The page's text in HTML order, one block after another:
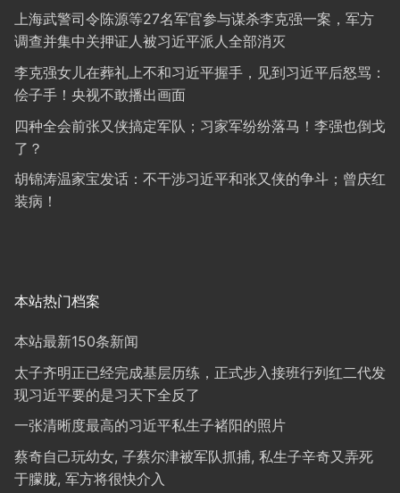
上海武警司令陈源等27名军官参与谋杀李克强一案，军方
调查并集中关押证人被习近平派人全部消灭
李克强女儿在葬礼上不和习近平握手，见到习近平后怒骂：
侩子手！央视不敢播出画面
四种全会前张又侠搞定军队；习家军纷纷落马！李强也倒戈
了？
胡锦涛温家宝发话：不干涉习近平和张又侠的争斗；曾庆红
装病！
本站热门档案
本站最新150条新闻
太子齐明正已经完成基层历练，正式步入接班行列红二代发
现习近平要的是习天下全反了
一张清晰度最高的习近平私生子褚阳的照片
蔡奇自己玩幼女, 子蔡尔津被军队抓捕, 私生子辛奇又弄死
于朦胧, 军方将很快介入